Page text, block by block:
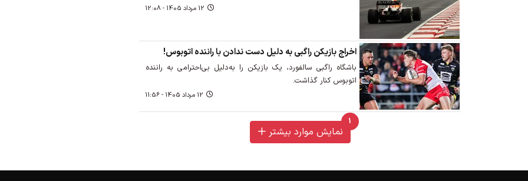
12 مرداد 1405 - 12:08
اخراج بازیکن راگبی به‌ دلیل دست ندادن با راننده اتوبوس!
باشگاه راگبی سالفورد، یک بازیکن را به‌دلیل بی‌احترامی به راننده
اتوبوس کنار گذاشت.
12 مرداد 1405 - 11:56
1
unread messages
نمایش موارد بیشتر